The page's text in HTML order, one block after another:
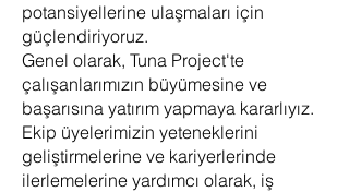
potansiyellerine ulaşmaları için
güçlendiriyoruz.
Genel olarak, Tuna Project'te
çalışanlarımızın büyümesine ve
başarısına yatırım yapmaya kararlıyız.
Ekip üyelerimizin yeteneklerini
geliştirmelerine ve kariyerlerinde
ilerlemelerine yardımcı olarak, iş